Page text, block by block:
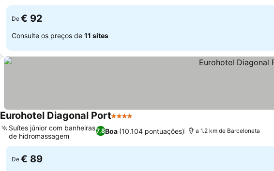
De € 92
Consulte os preços de 11 sites
Eurohotel Diagonal Port4 Estrelas
7,8Boa (10.104 pontuações)
Suítes júnior com banheiras
de hidromassagem
a 1.2 km de Barceloneta
De € 89